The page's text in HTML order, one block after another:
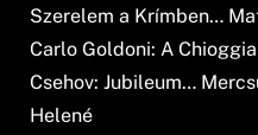
Szerelem a Krímben…
Carlo Goldoni: A
Csehov: Jubileum…
Helené